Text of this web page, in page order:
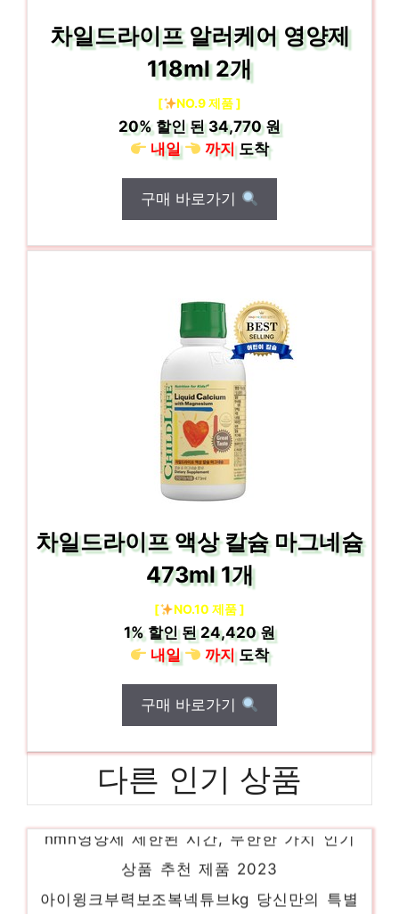
차일드라이프 알러케어 영양제
118ml 2개
[ NO.9 제품 ]
20%할인 된34,770 원
내일
까지도착
구매 바로가기
차일드라이프 액상 칼슘 마그네슘
473ml 1개
[ NO.10 제품 ]
1%할인 된24,420 원
내일
까지도착
구매 바로가기
다른 인기 상품
nmn영양제 제한된 시간, 무한한 가치 인기
상품 추천 제품 2023
아이윙크부력보조복넥튜브kg 당신만의 특별